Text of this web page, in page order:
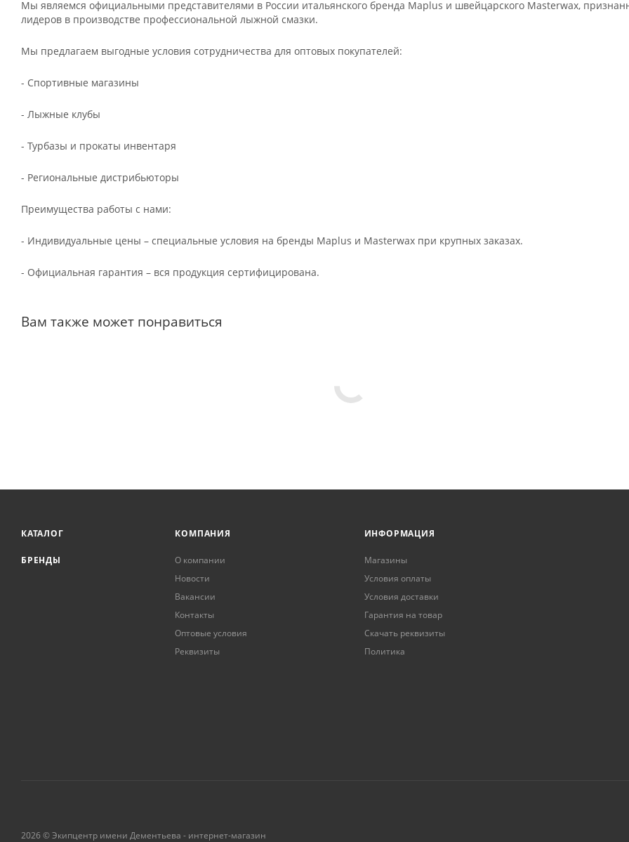
Мы являемся официальными представителями в России итальянского бренда Maplus и швейцарского Masterwax,
лидеров в производстве профессиональной лыжной смазки.
Мы предлагаем выгодные условия сотрудничества для оптовых покупателей:
- Спортивные магазины
- Лыжные клубы
- Турбазы и прокаты инвентаря
- Региональные дистрибьюторы
Преимущества работы с нами:
- Индивидуальные цены – специальные условия на бренды Maplus и Masterwax при крупных заказах.
- Официальная гарантия – вся продукция сертифицирована.
Вам также может понравиться
КАТАЛОГ
БРЕНДЫ
КОМПАНИЯ
О компании
Новости
Вакансии
Контакты
Оптовые условия
Реквизиты
ИНФОРМАЦИЯ
Магазины
Условия оплаты
Условия доставки
Гарантия на товар
Скачать реквизиты
Политика
2026 © Экипцентр имени Дементьева - интернет-магазин